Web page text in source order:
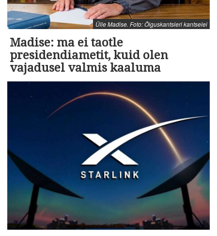
Ülle Madise. Foto: Õiguskantsleri kantselei
Madise: ma ei taotle
presidendiametit, kuid olen
vajadusel valmis kaaluma